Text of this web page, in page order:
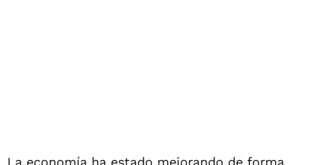
La economía ha estado mejorando de forma